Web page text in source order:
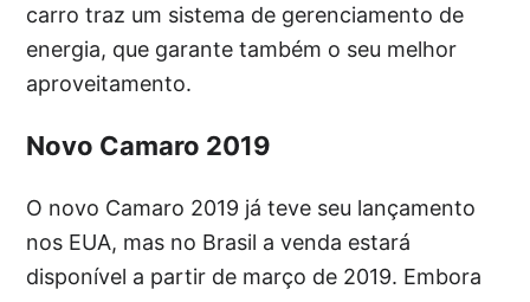
carro traz um sistema de gerenciamento de
energia, que garante também o seu melhor
aproveitamento.
Novo Camaro 2019
O novo Camaro 2019 já teve seu lançamento
nos EUA, mas no Brasil a venda estará
disponível a partir de março de 2019. Embora